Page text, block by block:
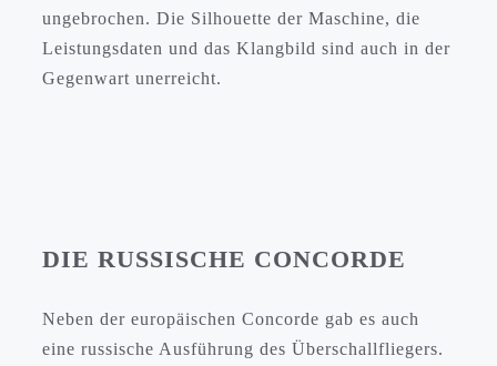
ungebrochen. Die Silhouette der Maschine, die
Leistungsdaten und das Klangbild sind auch in der
Gegenwart unerreicht.
DIE RUSSISCHE CONCORDE
Neben der europäischen Concorde gab es auch
eine russische Ausführung des Überschallfliegers.